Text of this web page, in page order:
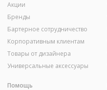
Акции
Бренды
Бартерное сотрудничество
Корпоративным клиентам
Товары от дизайнера
Универсальные аксессуары
Помощь